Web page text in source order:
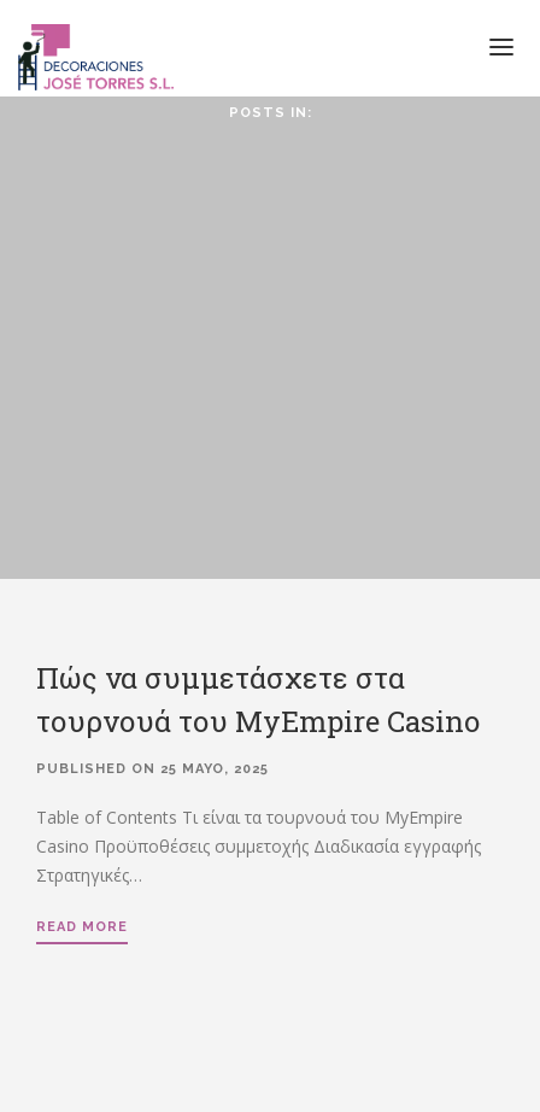
POSTS IN:
Πώς να συμμετάσχετε στα
τουρνουά του MyEmpire Casino
PUBLISHED ON 25 MAYO, 2025
Table of Contents Τι είναι τα τουρνουά του MyEmpire
Casino Προϋποθέσεις συμμετοχής Διαδικασία εγγραφής
Στρατηγικές…
READ MORE